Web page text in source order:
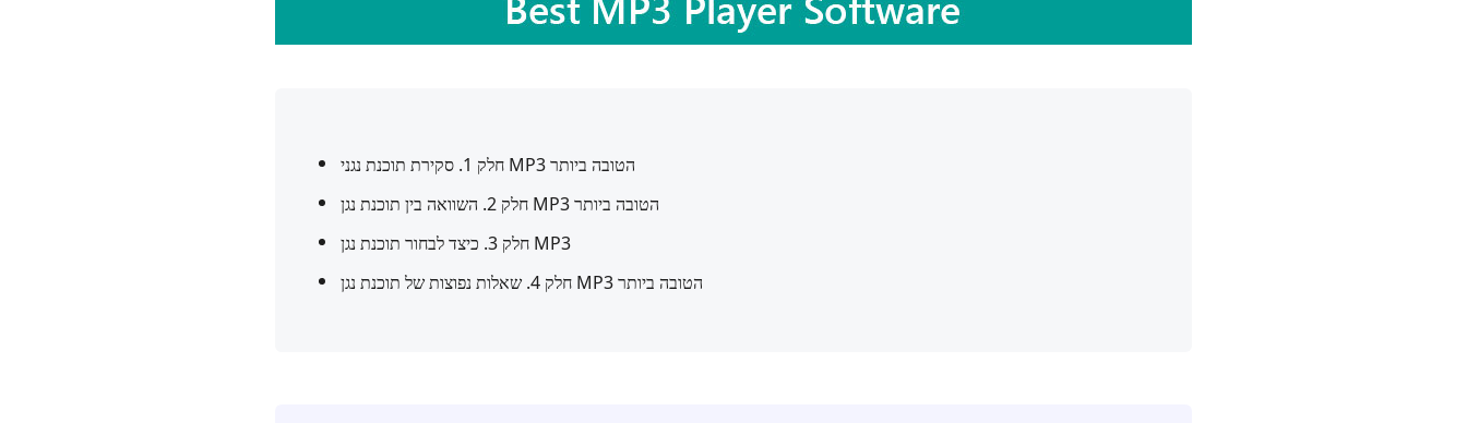
חלק 1. סקירת תוכנת נגני MP3 הטובה ביותר
חלק 2. השוואה בין תוכנת נגן MP3 הטובה ביותר
חלק 3. כיצד לבחור תוכנת נגן MP3
חלק 4. שאלות נפוצות של תוכנת נגן MP3 הטובה ביותר